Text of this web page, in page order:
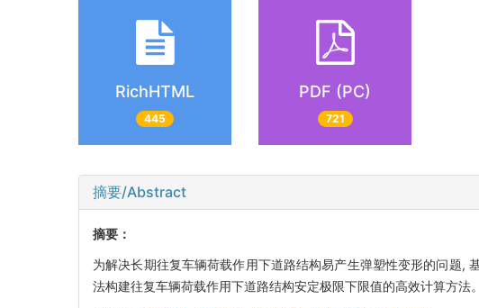
RichHTML
445
PDF (PC)
721
摘要/Abstract
摘要：
为解决长期往复车辆荷载作用下道路结构易产生弹塑性变形的问题
法构建往复车辆荷载作用下道路结构安定极限下限值的高效计算方